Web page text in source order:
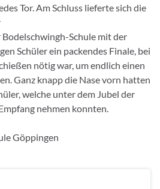
Tor. Am Schluss lieferte sich die
Schule mit der
Schüler ein packendes Finale, bei
nötig war, um endlich einen
Ganz knapp die Nase vorn hatten
welche unter dem Jubel der
nehmen konnten.
Göppingen